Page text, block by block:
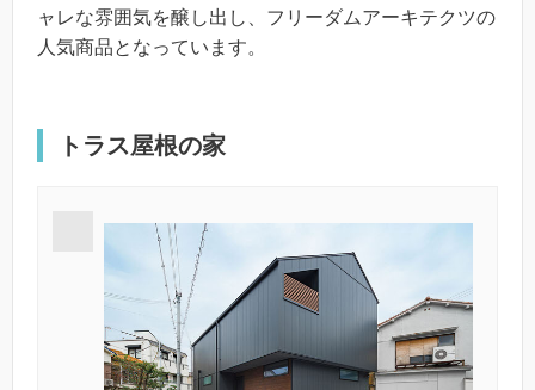
ャレな雰囲気を醸し出し、フリーダムアーキテクツの
人気商品となっています。
トラス屋根の家